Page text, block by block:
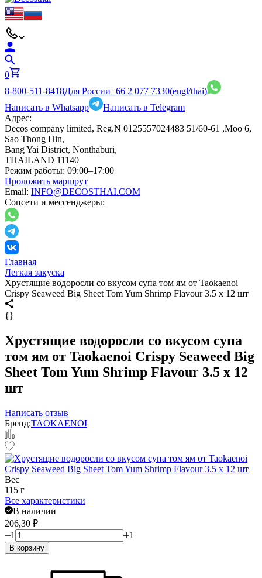
0
8-800-511-8418Для России+66 2 077 7330(engl/thai)
Написать в Whatsapp
Написать в Telegram
Адрес:
Decos company limited, Reg.N 0125557024483 51/60-61 ,Moo 6,
Sao Thong Hin,
Bang Yai District, Nonthaburi,
THAILAND 11140
Режим работы: 09:00–17:00
Проложить маршрут
Email: INFO@DECOSTHAI.COM
Соцсети и мессенджеры:
Главная
Легкая закуска
Хрустящие водоросли со вкусом супа том ям от Taokaenoi
Crispy Seaweed Big Sheet Tom Yum Shrimp Flavour 3.5 x 12 шт
{}
Хрустящие водоросли со вкусом супа
том ям от Taokaenoi Crispy Seaweed Big
Sheet Tom Yum Shrimp Flavour 3.5 x 12
шт
Написать отзыв
Бренд:TAOKAENOI
Вес
115 г
Все характеристики
В наличии
206,30 ₽
1
1
В корзину